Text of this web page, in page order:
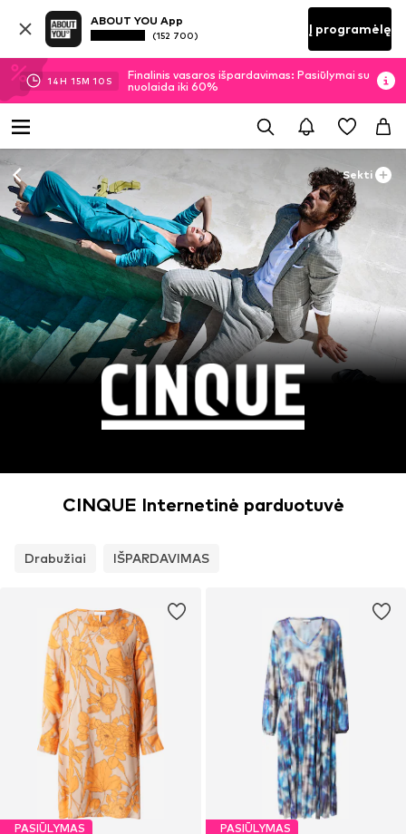
ABOUT YOU App
(152 700) Į programėlę
14H 15M 10 S
Finalinis vasaros išpardavimas: Pasiūlymai su
nuolaida iki 60%
Sekti
CINQUE Internetinė parduotuvė
Drabužiai IŠPARDAVIMAS
PASIŪLYMAS PASIŪLYMAS